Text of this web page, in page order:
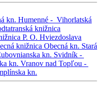
kn. Humenné - Vihorlatská
knižnica
P. O. Hviezdoslava
knižnica Obecná kn. Stará
kn. Svidník -
kn. Vranov nad Topľou -
kn.